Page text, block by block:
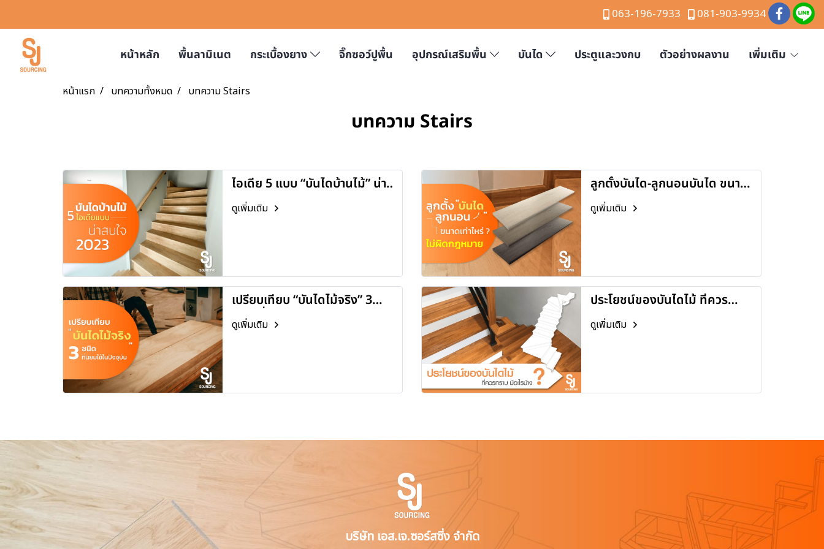
063-196-7933 081-903-9934
หน้าหลัก พื้นลามิเนต กระเบื้องยาง จิ๊กซอว์ปูพื้น อุปกรณ์เสริมพื้น บันได ประตูและวงกบ ตัวอย่างผลงาน เพิ่มเติม
หน้าแรก บทความทั้งหมด บทความ Stairs
บทความ Stairs
ไอเดีย 5 แบบ “บันไดบ้านไม้” น่า
สนใจ [ปี 2023]
ดูเพิ่มเติม
ลูกตั้งบันได-ลูกนอนบันได ขนาด
เท่าไหร่ ? ไม่ผิดกฎหมาย!
ดูเพิ่มเติม
เปรียบเทียบ “บันไดไม้จริง” 3
ชนิด ที่นิยมใช้ในปัจจุบัน
ดูเพิ่มเติม
ประโยชน์ของบันไดไม้ ที่ควร
ทราบ มีอะไรบ้าง ?
ดูเพิ่มเติม
บริษัท เอส.เจ.ซอร์สซิ่ง จำกัด